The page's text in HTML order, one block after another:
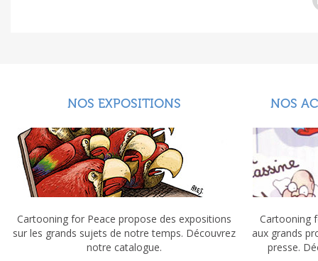
NOS EXPOSITIONS
Cartooning for Peace propose des expositions
sur les grands sujets de notre temps. Découvrez
notre catalogue.
NOS
Cartooning
aux grands
presse.